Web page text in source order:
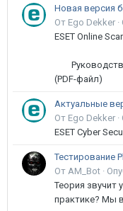
От Ego Dekker ·
ESET Online
Руководство
(PDF-файл)
Актуальные
От Ego Dekker ·
ESET Cyber
От AM_Bot ·
Теория звучит
практике? Мы